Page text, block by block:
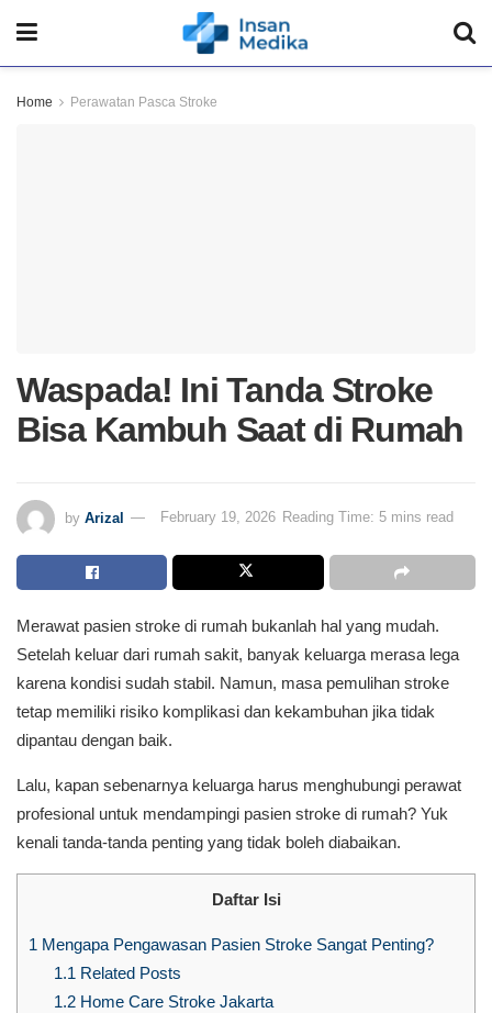
Home Perawatan Pasca Stroke
Waspada! Ini Tanda Stroke
Bisa Kambuh Saat di Rumah
by Arizal February 19, 2026 Reading Time: 5 mins read
Merawat pasien stroke di rumah bukanlah hal yang mudah.
Setelah keluar dari rumah sakit, banyak keluarga merasa lega
karena kondisi sudah stabil. Namun, masa pemulihan stroke
tetap memiliki risiko komplikasi dan kekambuhan jika tidak
dipantau dengan baik.
Lalu, kapan sebenarnya keluarga harus menghubungi perawat
profesional untuk mendampingi pasien stroke di rumah? Yuk
kenali tanda-tanda penting yang tidak boleh diabaikan.
Daftar Isi
1 Mengapa Pengawasan Pasien Stroke Sangat Penting?
1.1 Related Posts
1.2Home Care Stroke Jakarta